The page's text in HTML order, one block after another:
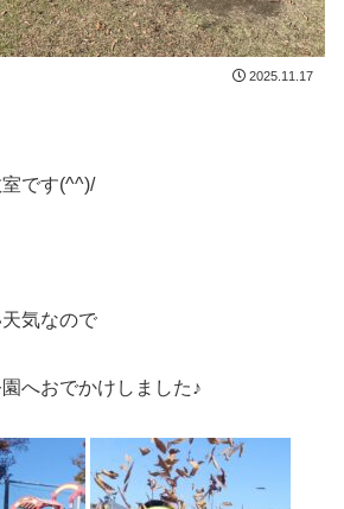
2025.11.17
です(^^)/
気なので
へおでかけしました♪